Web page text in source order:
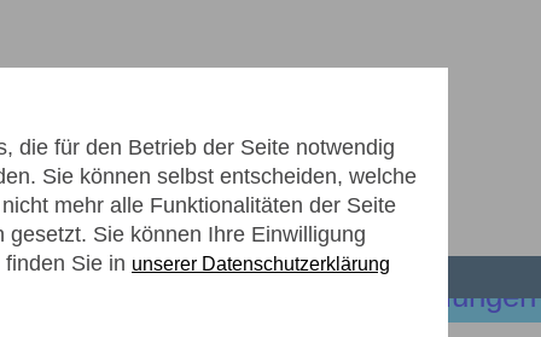
die für den Betrieb der Seite notwendig
Sie können selbst entscheiden, welche
mehr alle Funktionalitäten der Seite
Sie können Ihre Einwilligung
Sie in unserer Datenschutzerklärung
ZUKÜNFTIGE KLÄRANLAGE